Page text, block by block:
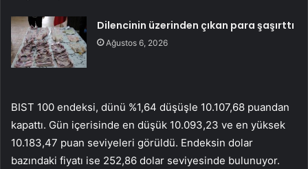
Dilencinin üzerinden çıkan para şaşırttı
Ağustos 6, 2026
BIST 100 endeksi, dünü %1,64 düşüşle 10.107,68 puandan
kapattı. Gün içerisinde en düşük 10.093,23 ve en yüksek
10.183,47 puan seviyeleri görüldü. Endeksin dolar
bazındaki fiyatı ise 252,86 dolar seviyesinde bulunuyor.